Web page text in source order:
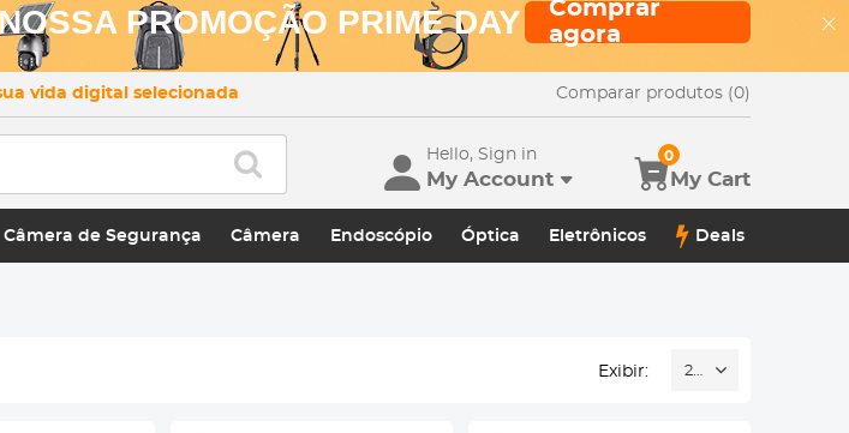
PROMOÇÃO PRIME DAY
Comprar
agora
vida digital selecionada Comparar produtos (0)
Hello, Sign in
My Account My Cart
0
Câmera de Segurança Câmera Endoscópio Óptica Eletrônicos Deals
Exibir: 24